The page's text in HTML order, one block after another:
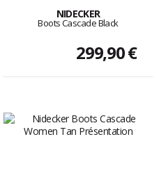
NIDECKER
Boots Cascade Black
299,90 €